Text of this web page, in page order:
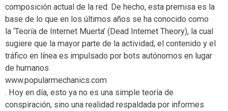
composición actual de la red. De hecho, esta premisa es la
base de lo que en los últimos años se ha conocido como
la ‘Teoría de Internet Muerta’ (Dead Internet Theory), la cual
sugiere que la mayor parte de la actividad, el contenido y el
tráfico en línea es impulsado por bots autónomos en lugar
de humanos
www.popularmechanics.com
. Hoy en día, esto ya no es una simple teoría de
conspiración, sino una realidad respaldada por informes